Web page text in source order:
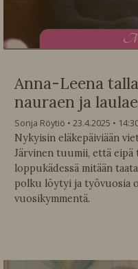
Anna-Leena
nauraen ja
Sonja Röytiö 23.4.2025
Nykyisin eläkepäiviään
Järvinen tuumii, että
loppukädessä mitään
polku löytyi ja työvuosia
vuosikymmentä.